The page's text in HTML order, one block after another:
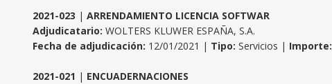
2021-023 | ARRENDAMIENTO LICENCIA SOFTWAR
Adjudicatario: WOLTERS KLUWER ESPAÑA, S.A.
Fecha de adjudicación: 12/01/2021 | Tipo: Servicios | Importe:
2021-021 | ENCUADERNACIONES